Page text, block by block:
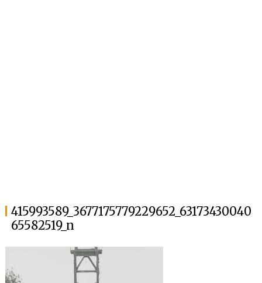
415993589_3677175779229652_63173430040
65582519_n